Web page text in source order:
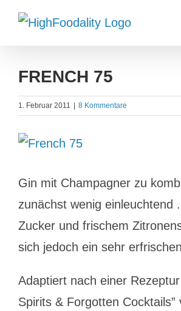
Zum
Inhalt
FRENCH 75
1. Februar 2011 8 Kommentare
Zeige
Bild
Gin mit Champagner zu
zunächst wenig einleuchtend
Zucker und frischem
sich jedoch ein sehr
Adaptiert nach einer
Spirits & Forgotten Cocktails”